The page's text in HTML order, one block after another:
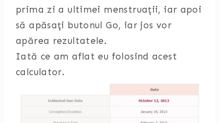
prima zi a ultimei menstruaţii, iar apoi
să apăsaţi butonul Go, iar jos vor
apărea rezultatele.
Iată ce am aflat eu folosind acest
calculator.